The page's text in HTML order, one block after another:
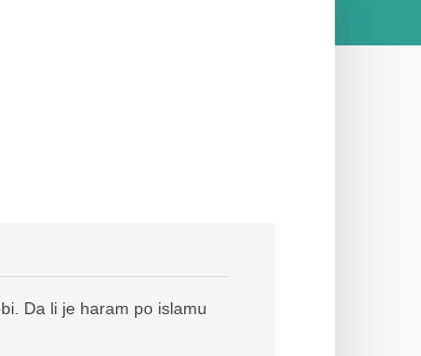
Da li je haram po islamu